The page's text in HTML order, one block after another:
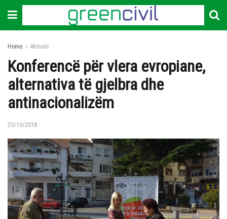
Home Aktuale
Konferencë për vlera evropiane,
alternativa të gjelbra dhe
antinacionalizëm
25/10/2018